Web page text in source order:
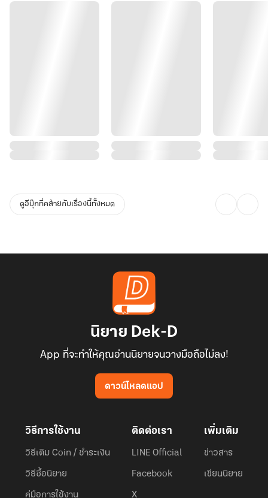
ดูอีบุ๊กที่คล้ายกับเรื่องนี้ทั้งหมด
นิยาย Dek-D
App ที่จะทำให้คุณอ่านนิยายจนวางมือถือไม่ลง!
ดาวน์โหลดแอป
วิธีการใช้งาน
วิธีเติม Coin / ชำระเงิน
วิธีซื้อนิยาย
คู่มือการใช้งาน
ติดต่อเรา
LINE Official
Facebook
X
เพิ่มเติม
ข่าวสาร
เขียนนิยาย